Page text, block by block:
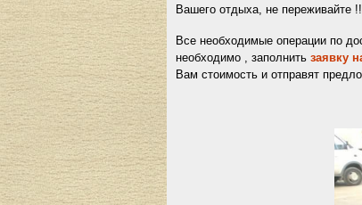
Вашего отдыха, не переживайте
Все необходимые операции по
необходимо , заполнить заявку
Вам стоимость и отправят